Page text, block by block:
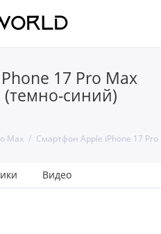
17 Pro Max
(темно-синий)
Max Смартфон Apple iPhone 17
Видео